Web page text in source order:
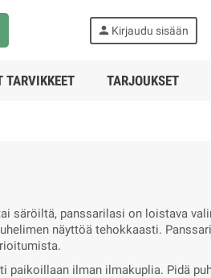
person Kirjaudu sisään
TARVIKKEET TARJOUKSET
säröiltä, panssarilasi on loistava
näyttöä tehokkaasti.
paikoillaan ilman ilmakuplia. Pidä